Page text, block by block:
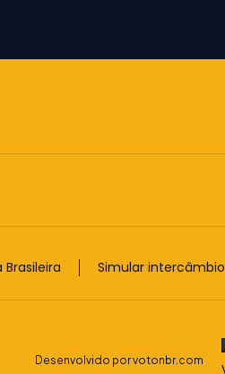
Brasileira Simular intercâmbio
Desenvolvido por votonbr.com